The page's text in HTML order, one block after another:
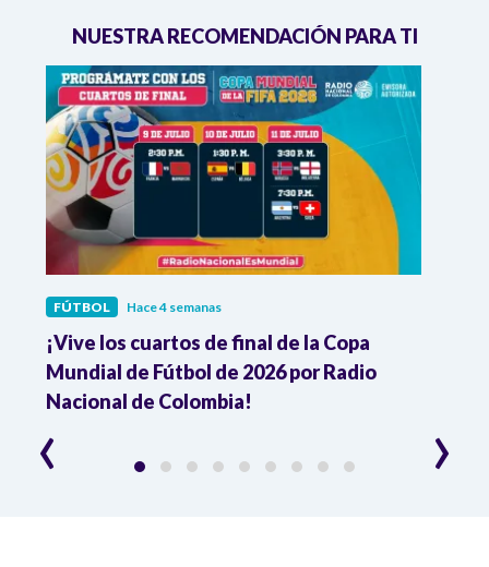
NUESTRA RECOMENDACIÓN PARA TI
FÚTBOL Hace 4 semanas
¡Vive los cuartos de final de la Copa
Mundial de Fútbol de 2026 por Radio
Nacional de Colombia!
‹ ›